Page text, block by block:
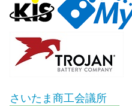
さいたま商工会議所